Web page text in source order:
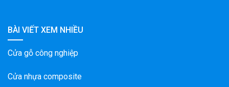
BÀI VIẾT XEM NHIỀU
Cửa gỗ công nghiệp
Cửa nhựa composite